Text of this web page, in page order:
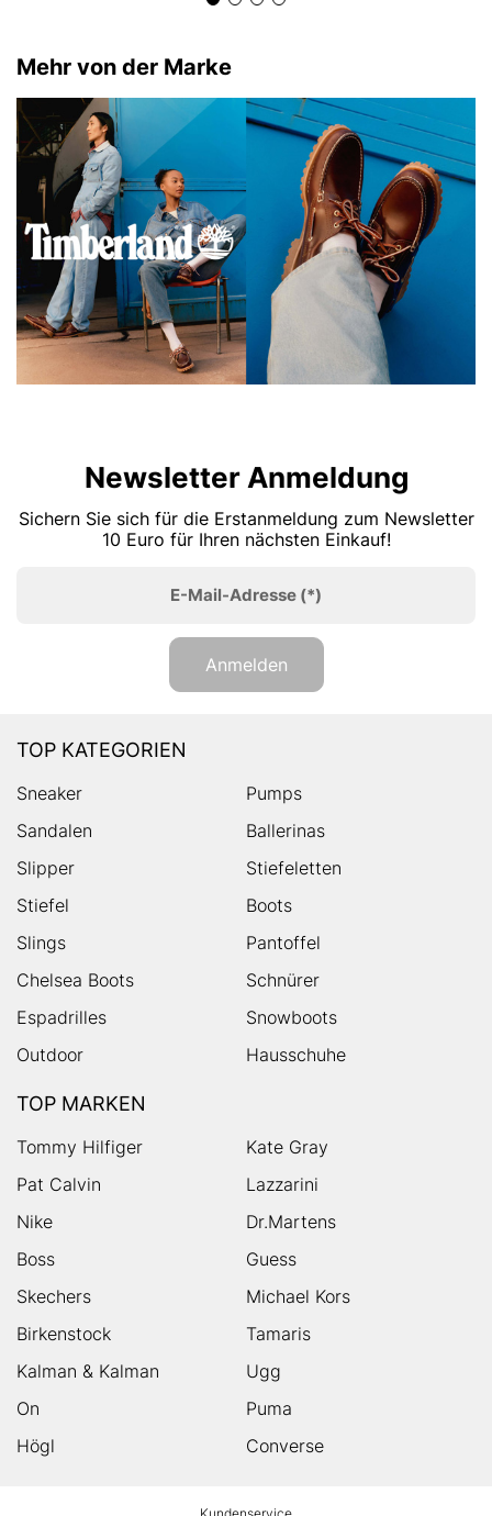
Mehr von der Marke
Newsletter Anmeldung
Sichern Sie sich für die Erstanmeldung zum Newsletter
10 Euro für Ihren nächsten Einkauf!
E-Mail-Adresse (*)
Anmelden
TOP KATEGORIEN
Sneaker
Pumps
Sandalen
Ballerinas
Slipper
Stiefeletten
Stiefel
Boots
Slings
Pantoffel
Chelsea Boots
Schnürer
Espadrilles
Snowboots
Outdoor
Hausschuhe
TOP MARKEN
Tommy Hilfiger
Kate Gray
Pat Calvin
Lazzarini
Nike
Dr.Martens
Boss
Guess
Skechers
Michael Kors
Birkenstock
Tamaris
Kalman & Kalman
Ugg
On
Puma
Högl
Converse